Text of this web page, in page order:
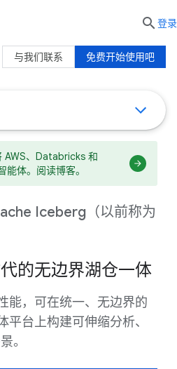
AWS、Databricks 和
体。阅读博客。
Iceberg（以前称为
的无边界湖仓一体
能，可在统一、无边界的
平台上构建可伸缩分析、
。
 登录
免费开始使用吧
与我们联系